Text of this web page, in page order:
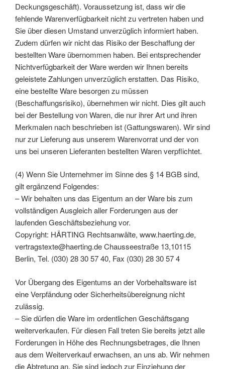
Deckungsgeschäft). Voraussetzung ist, dass wir die
fehlende Warenverfügbarkeit nicht zu vertreten haben und
Sie über diesen Umstand unverzüglich informiert haben.
Zudem dürfen wir nicht das Risiko der Beschaffung der
bestellten Ware übernommen haben. Bei entsprechender
Nichtverfügbarkeit der Ware werden wir Ihnen bereits
geleistete Zahlungen unverzüglich erstatten. Das Risiko,
eine bestellte Ware besorgen zu müssen
(Beschaffungsrisiko), übernehmen wir nicht. Dies gilt auch
bei der Bestellung von Waren, die nur ihrer Art und ihren
Merkmalen nach beschrieben ist (Gattungswaren). Wir sind
nur zur Lieferung aus unserem Warenvorrat und der von
uns bei unseren Lieferanten bestellten Waren verpflichtet.
(4) Wenn Sie Unternehmer im Sinne des § 14 BGB sind,
gilt ergänzend Folgendes:
– Wir behalten uns das Eigentum an der Ware bis zum
vollständigen Ausgleich aller Forderungen aus der
laufenden Geschäftsbeziehung vor.
Copyright: HÄRTING Rechtsanwälte, www.haerting.de,
vertragstexte@haerting.de Chausseestraße 13,10115
Berlin, Tel. (030) 28 30 57 40, Fax (030) 28 30 57 4
Vor Übergang des Eigentums an der Vorbehaltsware ist
eine Verpfändung oder Sicherheitsübereignung nicht
zulässig.
– Sie dürfen die Ware im ordentlichen Geschäftsgang
weiterverkaufen. Für diesen Fall treten Sie bereits jetzt alle
Forderungen in Höhe des Rechnungsbetrages, die Ihnen
aus dem Weiterverkauf erwachsen, an uns ab. Wir nehmen
die Abtretung an, Sie sind jedoch zur Einziehung der